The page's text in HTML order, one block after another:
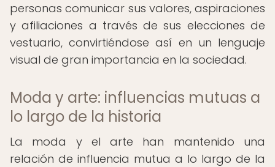
personas comunicar sus valores, aspiraciones
y afiliaciones a través de sus elecciones de
vestuario, convirtiéndose así en un lenguaje
visual de gran importancia en la sociedad.
Moda y arte: influencias mutuas a
lo largo de la historia
La moda y el arte han mantenido una
relación de influencia mutua a lo largo de la